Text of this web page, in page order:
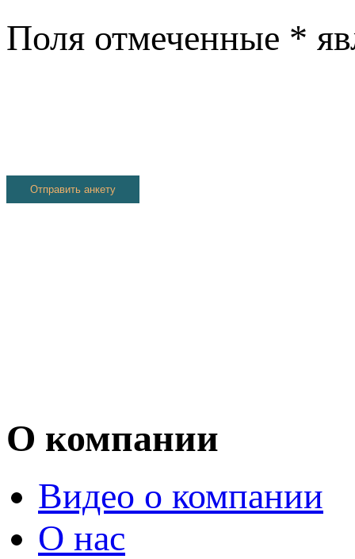
Поля отмеченные *
О компании
Видео о компании
О нас